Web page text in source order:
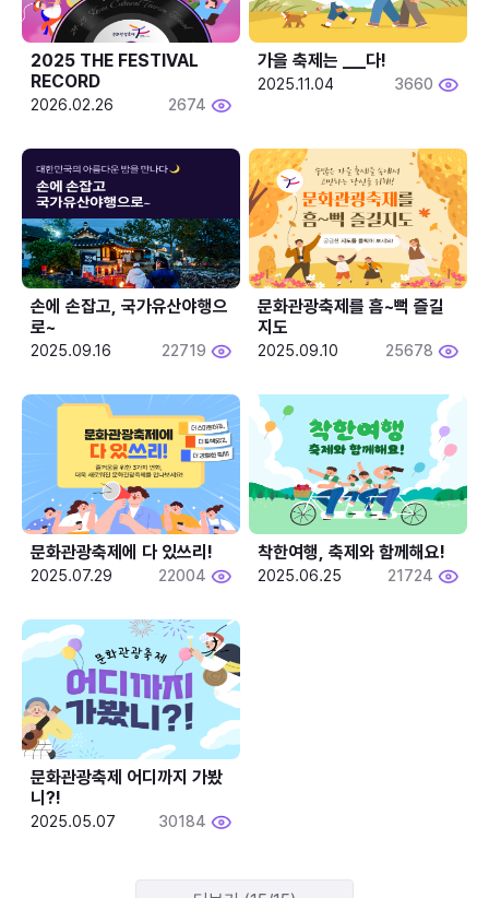
2025 THE FESTIVAL
RECORD
2026.02.26 2674
2025.11.04 3660
손에 손잡고, 국가유산야행으
로~
2025.09.16 22719
문화관광축제를 흠~뻑 즐길
지도
2025.09.10 25678
문화관광축제에 다 있쓰리!
2025.07.29 22004
착한여행, 축제와 함께해요!
2025.06.25 21724
문화관광축제 어디까지 가봤
니?!
2025.05.07 30184